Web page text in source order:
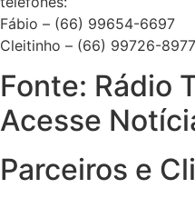
Fábio – (66) 99654-6697
Cleitinho – (66) 99726-8977
Fonte: Rádio
Acesse
Parceiros e